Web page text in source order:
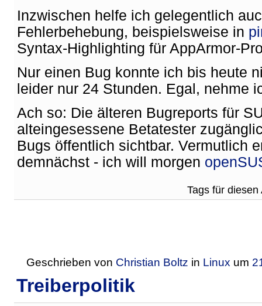
Inzwischen helfe ich gelegentlich
Fehlerbehebung, beispielsweise in
Syntax-Highlighting für AppArmor-
Nur einen Bug konnte ich bis heute
leider nur 24 Stunden. Egal, nehme
Ach so: Die älteren Bugreports für
alteingesessene Betatester
Bugs öffentlich sichtbar. Vermutlich
demnächst - ich will morgen
Tags für
Geschrieben von Christian Boltz in Linux um
Treiberpolitik